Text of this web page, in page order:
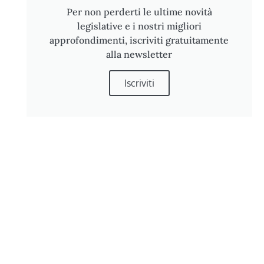
Per non perderti le ultime novità
legislative e i nostri migliori
approfondimenti, iscriviti gratuitamente
alla newsletter
Iscriviti